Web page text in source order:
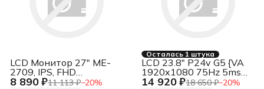
8 890 ₽11 113 ₽−20%
LCD Монитор 27" ME-
2709, IPS, FHD
1920x1080, 100Гц,
Осталась 1 штука
14 920 ₽18 650 ₽−20%
LCD 23.8" P24v G5 {VA
1920x1080 75Hz 5ms
178/178 250cd